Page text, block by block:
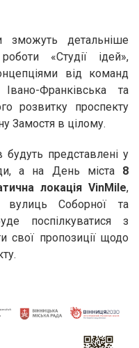
детальніше
«Студії ідей»,
від команд
Франківська та
розвитку проспекту
Замостя в цілому.
будуть представлені у
а на День міста 8
локація VinMile,
Соборної та
поспілкуватися з
свої пропозиції щодо